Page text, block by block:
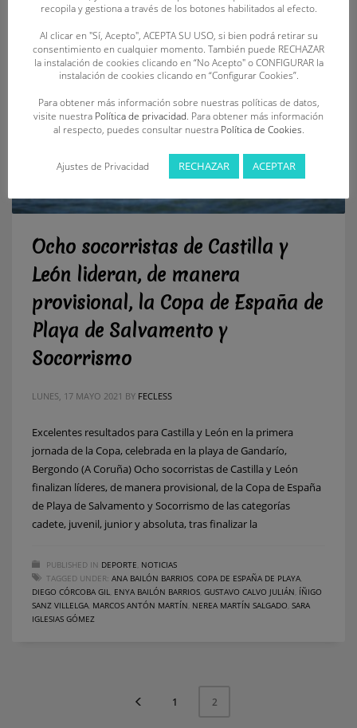
Ocho socorristas de Castilla y
León lideran, de manera
provisional, la Copa de España de
Playa de Salvamento y
Socorrismo
LUNES, 17 MAYO 2021 BY FECLESS
Excelentes resultados para Castilla y León en la primera
jornada de la Copa, celebrada en la playa de Gandarío,
Bergondo (A Coruña) Ocho socorristas de Castilla y León
finalizan líderes, de manera provisional, de la Copa de España
de Playa de Salvamento y Socorrismo de las categorías
cadete, juvenil, junior y absoluta, tras finalizar la
PUBLISHED IN DEPORTE NOTICIAS
TAGGED UNDER: ANA BAILÓN BARRIOS COPA DE ESPAÑA DE PLAYA
DIEGO CÓRCOBA GIL
ENYA BAILÓN BARRIOS GUSTAVO CALVO JULIÁN ÍÑIGO
SANZ VILLELGA MARCOS ANTÓN MARTÍN NEREA MARTÍN SALGADO SARA
IGLESIAS GÓMEZ
1 2
recopila y gestiona a través de los botones habilitados al efecto.
Al clicar en "Sí, Acepto", ACEPTA SU USO, si bien podrá retirar su
consentimiento en cualquier momento. También puede RECHAZAR
la instalación de cookies clicando en “No Acepto" o CONFIGURAR la
instalación de cookies clicando en “Configurar Cookies”.
Para obtener más información sobre nuestras políticas de datos,
visite nuestra Política de privacidad. Para obtener más información
al respecto, puedes consultar nuestra Política de Cookies.
Ajustes de Privacidad RECHAZAR ACEPTAR